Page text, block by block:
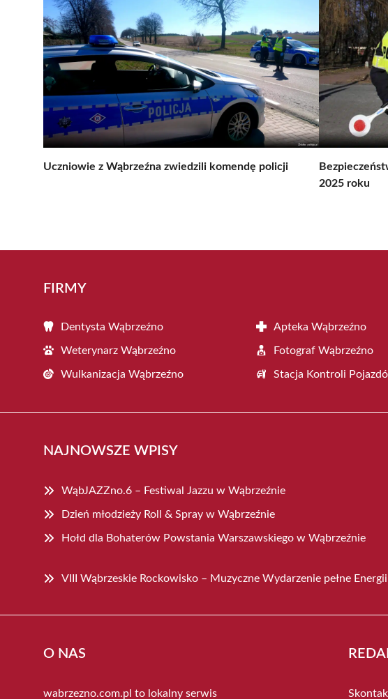
Uczniowie z Wąbrzeźna zwiedzili komendę policji
2025 roku
FIRMY
Dentysta Wąbrzeźno Apteka Wąbrzeźno
Weterynarz Wąbrzeźno Fotograf Wąbrzeźno
Wulkanizacja Wąbrzeźno Stacja Kontroli
NAJNOWSZE WPISY
WąbJAZZno.6 – Festiwal Jazzu w Wąbrzeźnie
Dzień młodzieży Roll & Spray w Wąbrzeźnie
Hołd dla Bohaterów Powstania Warszawskiego w Wąbrzeźnie
VIII Wąbrzeskie Rockowisko – Muzyczne Wydarzenie pełne Energii
O NAS
wabrzezno.com.pl to lokalny serwis